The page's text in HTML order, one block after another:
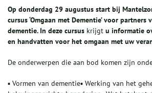
Op donderdag 29 augustus start bij
cursus ‘Omgaan met Dementie’ voor partners
dementie. In deze cursus krijgt u informatie
en handvatten voor het omgaan met uw
De onderwerpen die aan bod komen zijn
▪ Vormen van dementie▪ Werking van het